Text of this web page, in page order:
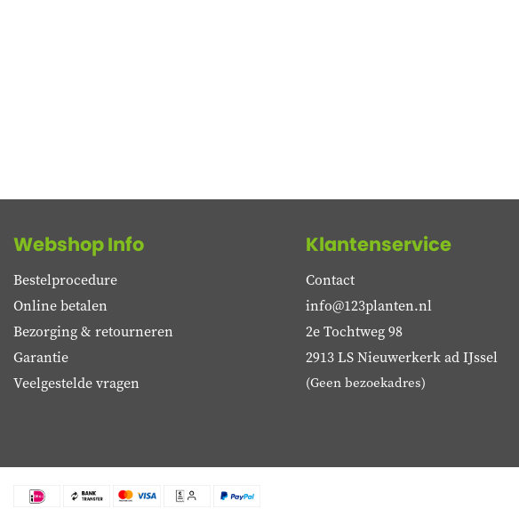
Webshop Info
Bestelprocedure
Online betalen
Bezorging & retourneren
Garantie
Veelgestelde vragen
Klantenservice
Contact
info@123planten.nl
2e Tochtweg 98
2913 LS Nieuwerkerk ad IJssel
(Geen bezoekadres)